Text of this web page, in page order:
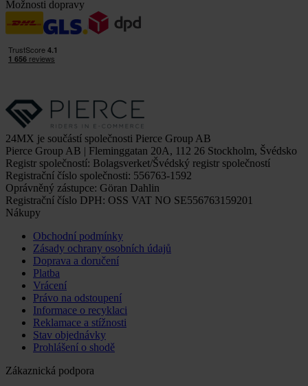
Možnosti dopravy
24MX je součástí společnosti Pierce Group AB
Pierce Group AB | Fleminggatan 20A, 112 26 Stockholm, Švédsko
Registr společností: Bolagsverket/Švédský registr společností
Registrační číslo společnosti: 556763-1592
Oprávněný zástupce: Göran Dahlin
Registrační číslo DPH: OSS VAT NO SE556763159201
Nákupy
Obchodní podmínky
Zásady ochrany osobních údajů
Doprava a doručení
Platba
Vrácení
Právo na odstoupení
Informace o recyklaci
Reklamace a stížnosti
Stav objednávky
Prohlášení o shodě
Zákaznická podpora